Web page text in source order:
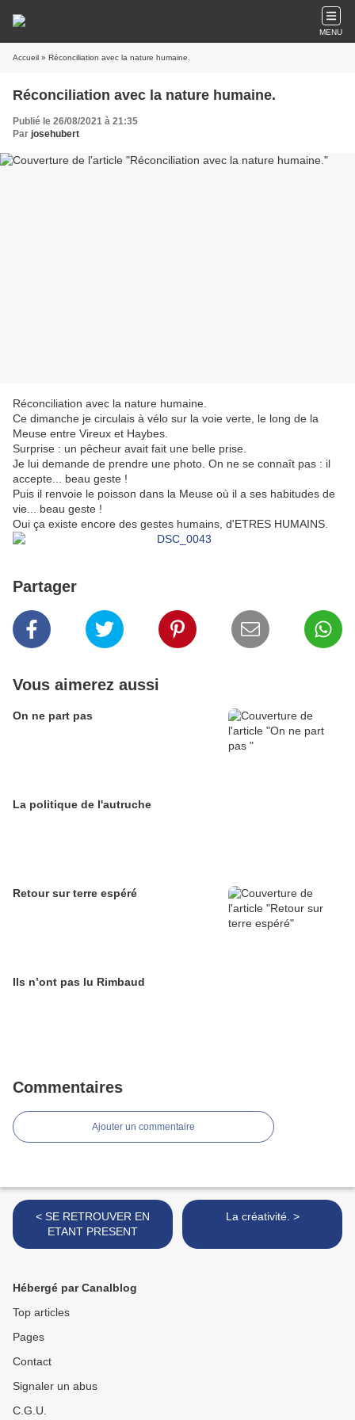
MENU
Accueil » Réconciliation avec la nature humaine.
Réconciliation avec la nature humaine.
Publié le 26/08/2021 à 21:35
Par josehubert
Réconciliation avec la nature humaine.
Ce dimanche je circulais à vélo sur la voie verte, le long de la
Meuse entre Vireux et Haybes.
Surprise : un pêcheur avait fait une belle prise.
Je lui demande de prendre une photo. On ne se connaît pas : il
accepte... beau geste !
Puis il renvoie le poisson dans la Meuse où il a ses habitudes de
vie... beau geste !
Oui ça existe encore des gestes humains, d'ETRES HUMAINS.
Partager
Vous aimerez aussi
On ne part pas
La politique de l'autruche
Retour sur terre espéré
Ils n’ont pas lu Rimbaud
Commentaires
Ajouter un commentaire
< SE RETROUVER EN
ETANT PRESENT
La créativité. >
Hébergé par Canalblog
Top articles
Pages
Contact
Signaler un abus
C.G.U.